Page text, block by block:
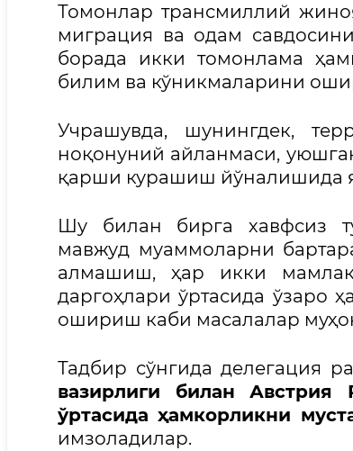
Томонлар трансмиллий
миграция ва одам
борада икки томонлама
билим ва кўникмаларини
Учрашувда, шунингдек,
ноқонуний айланмаси,
қарши курашиш йўналишида
Шу билан бирга хавфсиз
мавжуд муаммоларни
алмашиш, ҳар икки
даргоҳлари ўртасида ўзаро
ошириш каби масалалар
Тадбир сўнгида делегация
вазирлиги билан
ўртасида ҳамкорликни
имзоладилар.